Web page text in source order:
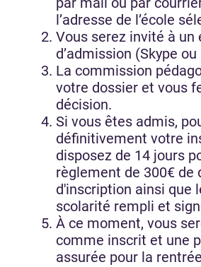
l’adresse de l’école
Vous serez invité à un
d’admission (Skype
La commission
votre dossier et vous
décision.
Si vous êtes admis,
définitivement votre
disposez de 14 jours
règlement de 300€ de
d'inscription ainsi que
scolarité rempli et
À ce moment, vous
comme inscrit et une
assurée pour la